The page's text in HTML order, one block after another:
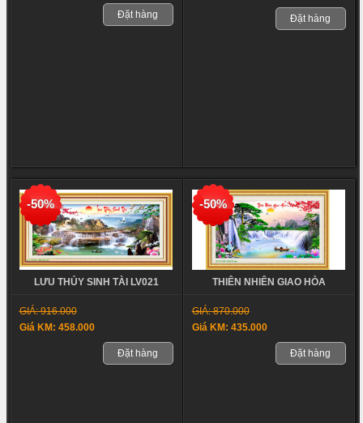
Đặt hàng Đặt hàng
-50%
LƯU THỦY SINH TÀI LV021
GIÁ: 916.000
Giá KM: 458.000
Đặt hàng
-50%
THIÊN NHIÊN GIAO HÒA
GIÁ: 870.000
Giá KM: 435.000
Đặt hàng